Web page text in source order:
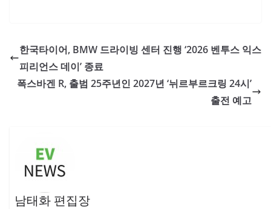
한국타이어, BMW 드라이빙 센터 진행 ‘2026 벤투스 익스
피리언스 데이’ 종료
폭스바겐 R, 출범 25주년인 2027년 ‘뉘르부르크링 24시’
출전 예고
남태화 편집장